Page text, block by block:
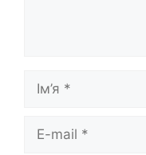
Ім’я